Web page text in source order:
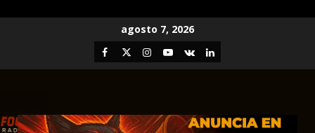
agosto 7, 2026
Facebook
TwitterInstagram
Youtube
VK LinkedIn